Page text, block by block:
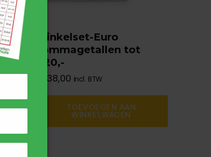
Winkelset-Euro
kommagetallen tot
€20,-
38,00 incl. BTW
TOEVOEGEN AAN
WINKELWAGEN